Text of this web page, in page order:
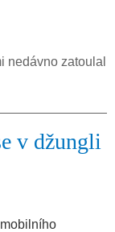
nedávno zatoulal
v džungli